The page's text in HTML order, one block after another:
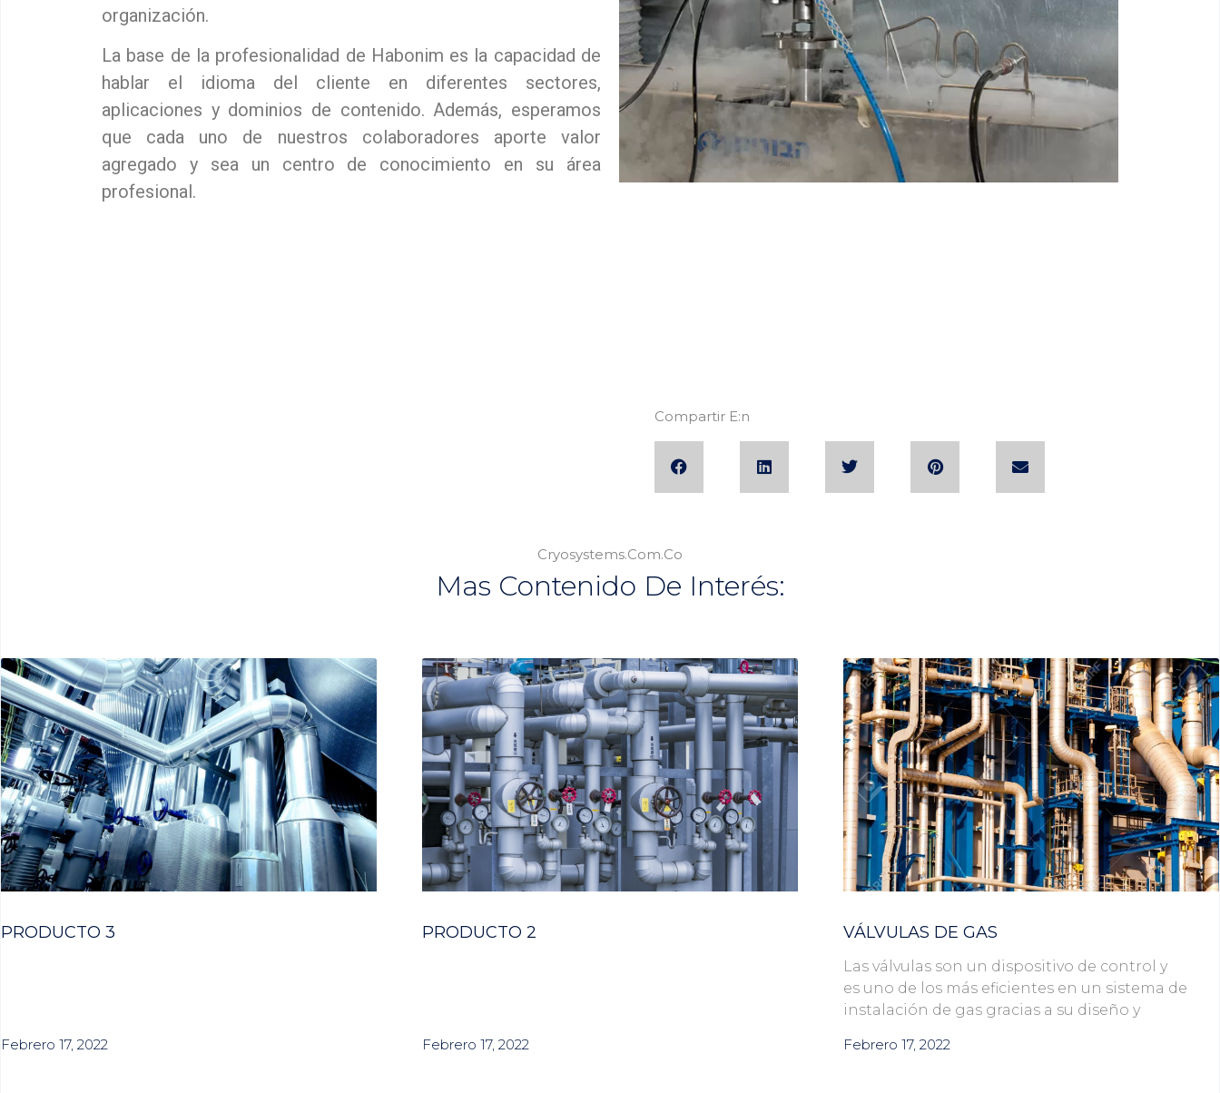
organización.
La base de la profesionalidad de Habonim es la capacidad de
hablar el idioma del cliente en diferentes sectores,
aplicaciones y dominios de contenido.Además, esperamos
que cada uno de nuestros colaboradores aporte valor
agregado y sea un centro de conocimiento en su área
profesional.
Compartir E:n
Cryosystems.com.co
Mas Contenido De Interés:
PRODUCTO 3
Febrero 17, 2022
PRODUCTO 2
Febrero 17, 2022
VÁLVULAS DE GAS
Las válvulas son un dispositivo de control y
es uno de los más eficientes en un sistema de
instalación de gas gracias a su diseño y
Febrero 17, 2022